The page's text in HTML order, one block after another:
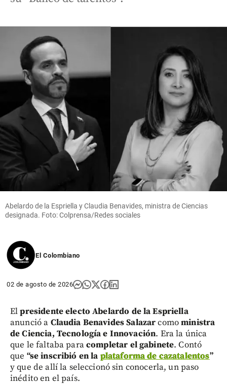
Abelardo de la Espriella y Claudia Benavides, ministra de Ciencias
designada. Foto: Colprensa/Redes sociales
El Colombiano
02 de agosto de 2026
Elpresidente electo Abelardo de la Espriella
anunció a Claudia Benavides Salazarcomoministra
de Ciencia, Tecnología e Innovación. Era la única
que le faltaba paracompletar el gabinete. Contó
que “se inscribió en la plataforma de cazatalentos”
y que de allí la seleccionó sin conocerla, un paso
inédito en el país.